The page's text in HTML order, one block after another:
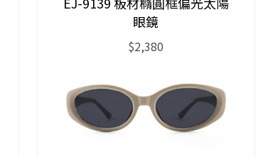
眼鏡
$2,380